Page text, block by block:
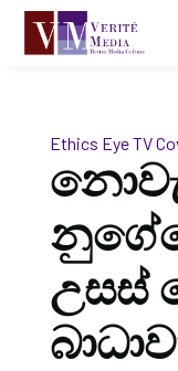
Ethics EyeTV
උසස්